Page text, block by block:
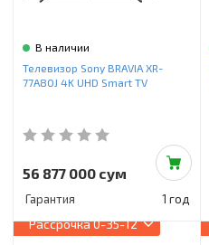
В наличии
Телевизор Sony BRAVIA XR-
77A80J 4K UHD Smart TV
56 877 000 сум
Гарантия 1 год
Рассрочка0-35-12